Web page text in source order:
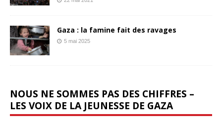
Gaza : la famine fait des ravages
5 mai 2025
NOUS NE SOMMES PAS DES CHIFFRES –
LES VOIX DE LA JEUNESSE DE GAZA